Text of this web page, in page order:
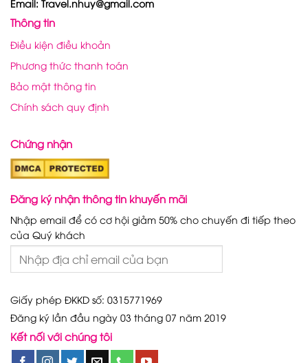
Email: Travel.nhuy@gmail.com
Thông tin
Điều kiện điều khoản
Phương thức thanh toán
Bảo mật thông tin
Chính sách quy định
Chứng nhận
Đăng ký nhận thông tin khuyến mãi
Nhập email để có cơ hội giảm 50% cho chuyến đi tiếp theo
của Quý khách
Giấy phép ĐKKD số: 0315771969
Đăng ký lần đầu ngày 03 tháng 07 năm 2019
Kết nối với chúng tôi